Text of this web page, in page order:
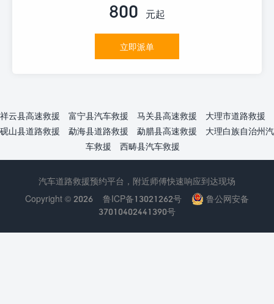
800 元起
立即派单
祥云县高速救援 富宁县汽车救援 马关县高速救援
大理市道路救援
砚山县道路救援
勐海县道路救援 勐腊县高速救援
大理白族自治州汽
车救援
西畴县汽车救援
汽车道路救援预约平台，附近师傅快速响应到达现场
Copyright © 2026
鲁ICP备13021262号
鲁公网安备
37010402441390号